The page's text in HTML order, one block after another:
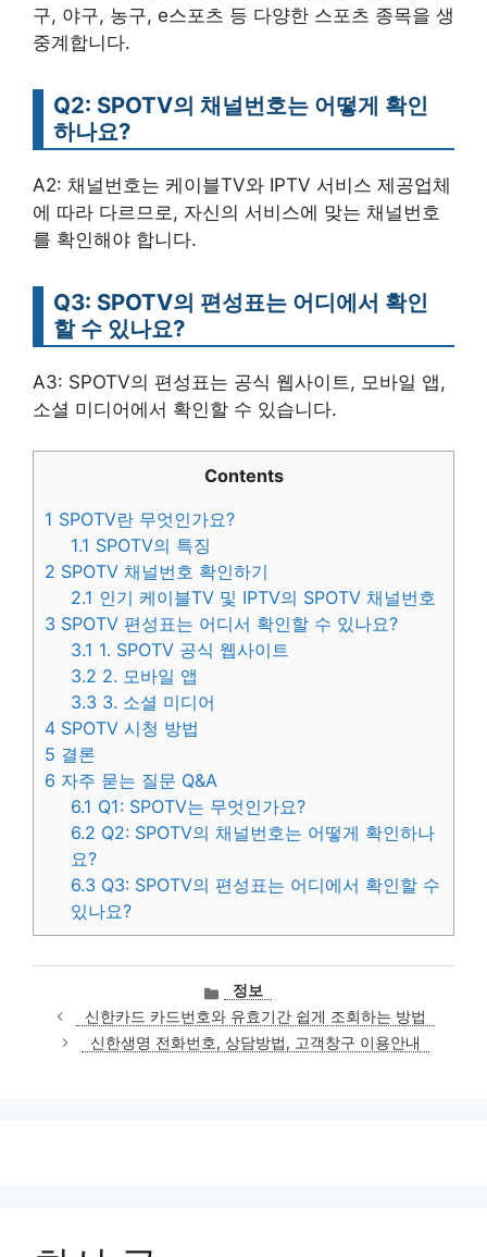
구, 야구, 농구, e스포츠 등 다양한 스포츠 종목을 생
중계합니다.
Q2: SPOTV의 채널번호는 어떻게 확인
하나요?
A2: 채널번호는 케이블TV와 IPTV 서비스 제공업체
에 따라 다르므로, 자신의 서비스에 맞는 채널번호
를 확인해야 합니다.
Q3: SPOTV의 편성표는 어디에서 확인
할 수 있나요?
A3: SPOTV의 편성표는 공식 웹사이트, 모바일 앱,
소셜 미디어에서 확인할 수 있습니다.
Contents
1 SPOTV란 무엇인가요?
1.1 SPOTV의 특징
2 SPOTV 채널번호 확인하기
2.1 인기 케이블TV 및 IPTV의 SPOTV 채널번호
3 SPOTV 편성표는 어디서 확인할 수 있나요?
3.1 1. SPOTV 공식 웹사이트
3.2 2. 모바일 앱
3.3 3. 소셜 미디어
4 SPOTV 시청 방법
5 결론
6 자주 묻는 질문 Q&A
6.1 Q1: SPOTV는 무엇인가요?
6.2 Q2: SPOTV의 채널번호는 어떻게 확인하나
요?
6.3 Q3: SPOTV의 편성표는 어디에서 확인할 수
있나요?
카
테
고
리
정보
신한카드 카드번호와 유효기간 쉽게 조회하는 방법
신한생명 전화번호, 상담방법, 고객창구 이용안내